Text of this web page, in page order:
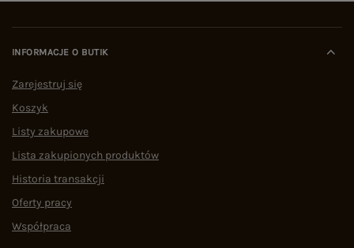
INFORMACJE O BUTIK
Zarejestruj się
Koszyk
Listy zakupowe
Lista zakupionych produktów
Historia transakcji
Oferty pracy
Współpraca